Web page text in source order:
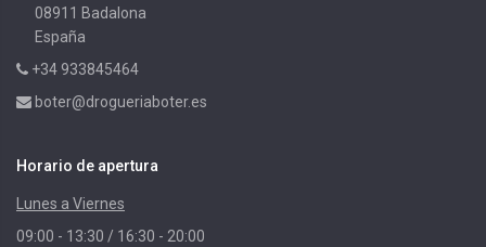
08911 Badalona
España
+34 933845464
boter@drogueriaboter.es
Horario de apertura
Lunes a Viernes
09:00 - 13:30 / 16:30 - 20:00